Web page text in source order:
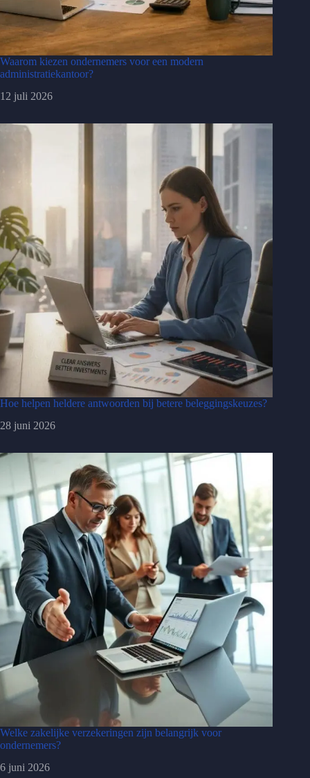
Waarom kiezen ondernemers voor een modern
administratiekantoor?
12 juli 2026
Hoe helpen heldere antwoorden bij betere beleggingskeuzes?
28 juni 2026
Welke zakelijke verzekeringen zijn belangrijk voor
ondernemers?
6 juni 2026